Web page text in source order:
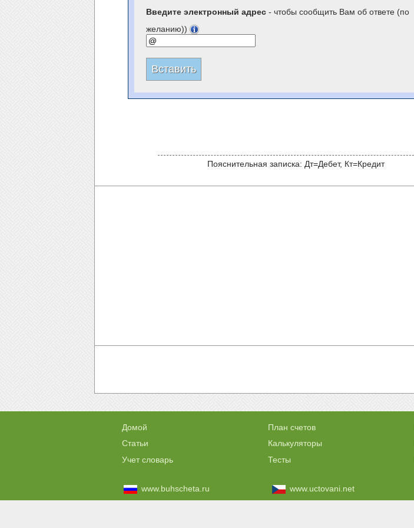
Введите электронный адрес- чтобы сообщить Вам об ответе (по
желанию))
Пояснительная записка: Дт=Дебет, Кт=Кредит
Домой План счетов
Статьи
Калькуляторы
Учет словарь
Тесты
www.buhscheta.ru www.uctovani.net